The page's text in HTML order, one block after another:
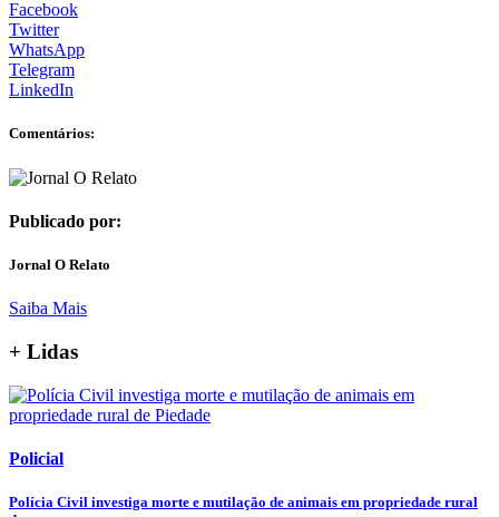
Facebook
Twitter
WhatsApp
Telegram
LinkedIn
Comentários:
Publicado por:
Jornal O Relato
Saiba Mais
+ Lidas
Policial
Polícia Civil investiga morte e mutilação de animais em propriedade rural